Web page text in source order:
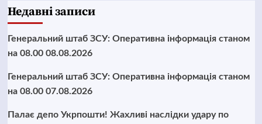
Недавні записи
Генеральний штаб ЗСУ: Оперативна інформація станом
на 08.00 08.08.2026
Генеральний штаб ЗСУ: Оперативна інформація станом
на 08.00 07.08.2026
Палає депо Укрпошти! Жахливі наслідки удару по